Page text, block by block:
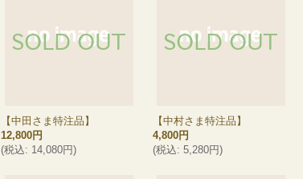
【中田さま特注品】
12,800円
(税込: 14,080円)
【中村さま特注品】
4,800円
(税込: 5,280円)